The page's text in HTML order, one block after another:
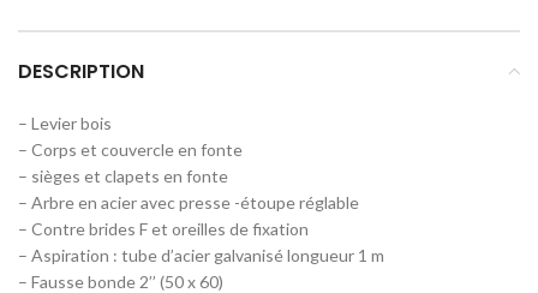
DESCRIPTION
– Levier bois
– Corps et couvercle en fonte
– sièges et clapets en fonte
– Arbre en acier avec presse -étoupe réglable
– Contre brides F et oreilles de fixation
– Aspiration : tube d’acier galvanisé longueur 1 m
– Fausse bonde 2’’ (50 x 60)